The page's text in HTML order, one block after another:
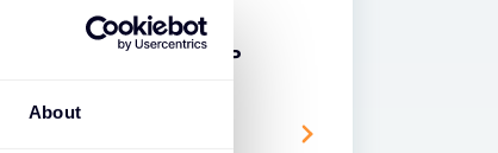
About
Networks SASE MSP